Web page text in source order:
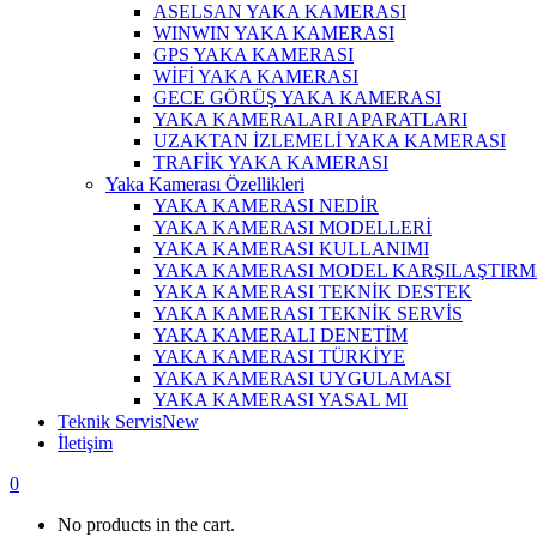
ASELSAN YAKA KAMERASI
WINWIN YAKA KAMERASI
GPS YAKA KAMERASI
WİFİ YAKA KAMERASI
GECE GÖRÜŞ YAKA KAMERASI
YAKA KAMERALARI APARATLARI
UZAKTAN İZLEMELİ YAKA KAMERASI
TRAFİK YAKA KAMERASI
Yaka Kamerası Özellikleri
YAKA KAMERASI NEDİR
YAKA KAMERASI MODELLERİ
YAKA KAMERASI KULLANIMI
YAKA KAMERASI MODEL
YAKA KAMERASI TEKNİK DESTEK
YAKA KAMERASI TEKNİK SERVİS
YAKA KAMERALI DENETİM
YAKA KAMERASI TÜRKİYE
YAKA KAMERASI UYGULAMASI
YAKA KAMERASI YASAL MI
Teknik ServisNew
İletişim
0
No products in the cart.